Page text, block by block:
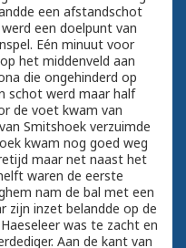
een afstandschot
een doelpunt van
Eén minuut voor
het middenveld aan
die ongehinderd op
schot werd maar half
de voet kwam van
Smitshoek verzuimde
kwam nog goed weg
maar net naast het
waren de eerste
nam de bal met een
zijn inzet belandde op de
was te zacht en
Aan de kant van